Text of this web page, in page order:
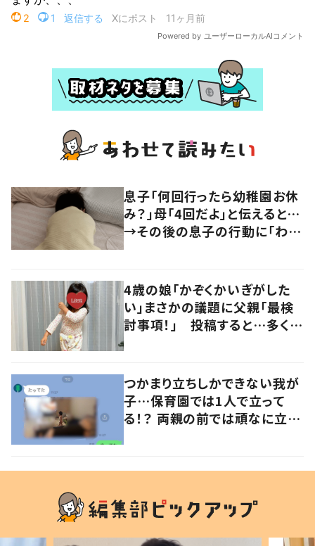
息子「何回行ったら幼稚園お休
み？」母「4回だよ」と伝えると…
→その後の息子の行動に「わか
4歳の娘「かぞくかいぎがした
い」まさかの議題に父親「最検
討事項！」 投稿すると…多くの
つかまり立ちしかできない我が
子…保育園では1人で立って
る！？ 両親の前では頑なに立た